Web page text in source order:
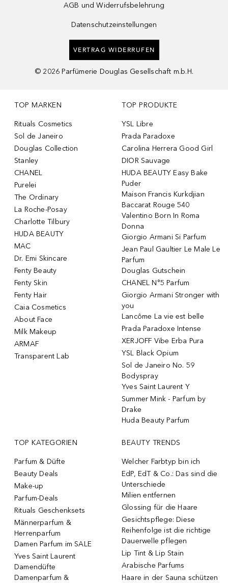
AGB und Widerrufsbelehrung
Datenschutzeinstellungen
VERTRAG WIDERRUFEN
© 2026 Parfümerie Douglas Gesellschaft m.b.H.
TOP MARKEN
Rituals Cosmetics
Sol de Janeiro
Douglas Collection
Stanley
CHANEL
Purelei
The Ordinary
La Roche-Posay
Charlotte Tilbury
HUDA BEAUTY
MAC
Dr. Emi Skincare
Fenty Beauty
Fenty Skin
Fenty Hair
Caia Cosmetics
About Face
Milk Makeup
ARMAF
Transparent Lab
TOP PRODUKTE
YSL Libre
Prada Paradoxe
Carolina Herrera Good Girl
DIOR Sauvage
HUDA BEAUTY Easy Bake
Puder
Maison Francis Kurkdjian
Baccarat Rouge 540
Valentino Born In Roma
Donna
Giorgio Armani Si Parfum
Jean Paul Gaultier Le Male Le
Parfum
Douglas Gutschein
CHANEL N°5 Parfum
Giorgio Armani Stronger with
you
Lancôme La vie est belle
Prada Paradoxe Intense
XERJOFF Vibe Erba Pura
YSL Black Opium
Sol de Janeiro No. 59
Bodyspray
Yves Saint Laurent Y
Summer Mink - Parfum by
Drake
Huda Beauty Parfum
TOP KATEGORIEN
Parfum & Düfte
Beauty Deals
Make-up
Parfum-Deals
Rituals Geschenksets
Männerparfum &
Herrenparfum
Damen Parfum im SALE
Yves Saint Laurent
Damendüfte
Damenparfum &
BEAUTY TRENDS
Welcher Farbtyp bin ich
EdP, EdT & Co.: Das sind die
Unterschiede
Milien entfernen
Glossing für die Haare
Gesichtspflege: Diese
Reihenfolge ist die richtige
Dauerwelle pflegen
Lip Tint & Lip Stain
Arabische Parfums
Haare in der Sauna schützen